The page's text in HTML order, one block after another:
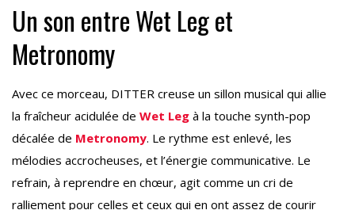
Un son entre Wet Leg et
Metronomy
Avec ce morceau, DITTER creuse un sillon musical qui allie
la fraîcheur acidulée de Wet Leg à la touche synth-pop
décalée de Metronomy. Le rythme est enlevé, les
mélodies accrocheuses, et l’énergie communicative. Le
refrain, à reprendre en chœur, agit comme un cri de
ralliement pour celles et ceux qui en ont assez de courir